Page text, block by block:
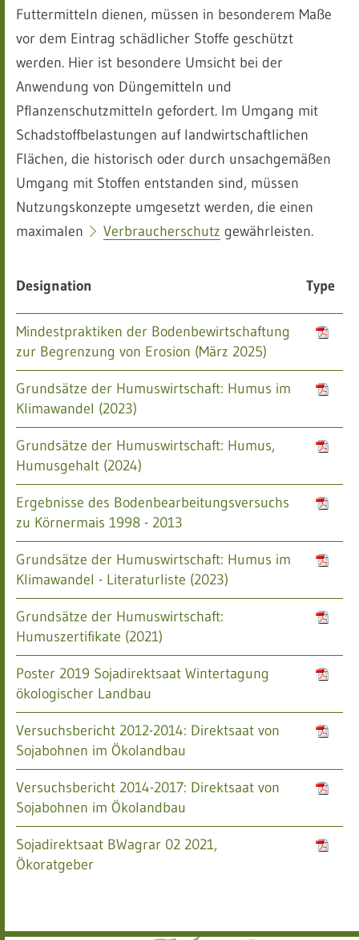
Futtermitteln dienen, müssen in besonderem Maße
vor dem Eintrag schädlicher Stoffe geschützt
werden. Hier ist besondere Umsicht bei der
Anwendung von Düngemitteln und
Pflanzenschutzmitteln gefordert. Im Umgang mit
Schadstoffbelastungen auf landwirtschaftlichen
Flächen, die historisch oder durch unsachgemäßen
Umgang mit Stoffen entstanden sind, müssen
Nutzungskonzepte umgesetzt werden, die einen
maximalen
Verbraucherschutz gewährleisten.
Designation Type
Mindestpraktiken der Bodenbewirtschaftung
zur Begrenzung von Erosion (März 2025)
Grundsätze der Humuswirtschaft: Humus im
Klimawandel (2023)
Grundsätze der Humuswirtschaft: Humus,
Humusgehalt (2024)
Ergebnisse des Bodenbearbeitungsversuchs
zu Körnermais 1998 - 2013
Grundsätze der Humuswirtschaft: Humus im
Klimawandel - Literaturliste (2023)
Grundsätze der Humuswirtschaft:
Humuszertifikate (2021)
Poster 2019 Sojadirektsaat Wintertagung
ökologischer Landbau
Versuchsbericht 2012-2014: Direktsaat von
Sojabohnen im Ökolandbau
Versuchsbericht 2014-2017: Direktsaat von
Sojabohnen im Ökolandbau
Sojadirektsaat BWagrar 02 2021,
Ökoratgeber